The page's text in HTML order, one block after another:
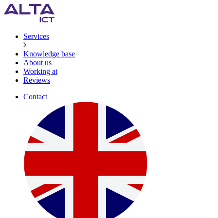
Services
Knowledge base
About us
Working at
Reviews
Contact